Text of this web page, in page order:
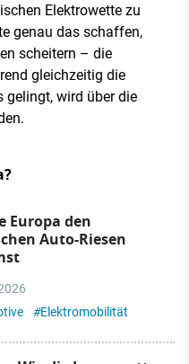
Elektrowette zu
genau das schaffen,
scheitern – die
gleichzeitig die
wird über die
Europa den
Auto-Riesen
#Elektromobilität